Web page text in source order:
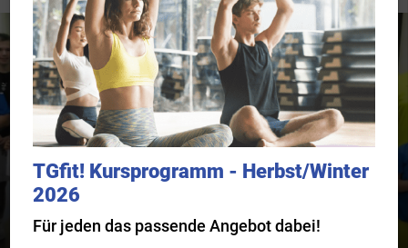
TGfit! Kursprogramm - Herbst/Winter
2026
Für jeden das passende Angebot dabei!